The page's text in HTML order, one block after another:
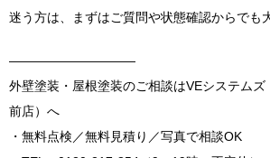
迷う方は、まずはご質問や状態確認からでも
――――――――――
外壁塗装・屋根塗装のご相談はVEシステム
前店）へ
・無料点検／無料見積り／写真で相談OK